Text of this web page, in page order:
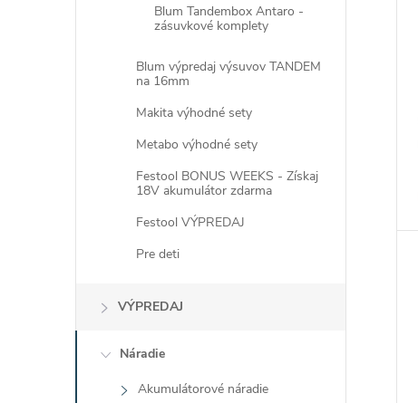
Blum Tandembox Antaro -
zásuvkové komplety
Blum výpredaj výsuvov TANDEM
na 16mm
Makita výhodné sety
Metabo výhodné sety
Festool BONUS WEEKS - Získaj
18V akumulátor zdarma
Festool VÝPREDAJ
Pre deti
VÝPREDAJ
Náradie
Akumulátorové náradie
d
o